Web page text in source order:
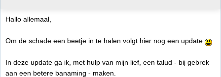
Hallo allemaal,
Om de schade een beetje in te halen volgt hier nog een update
In deze update ga ik, met hulp van mijn lief, een talud - bij gebrek
aan een betere banaming - maken.